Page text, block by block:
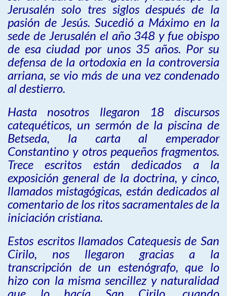
Jerusalén solo tres siglos después de la
pasión de Jesús. Sucedió a Máximo en la
sede de Jerusalén el año 348 y fue obispo
de esa ciudad por unos 35 años. Por su
defensa de la ortodoxia en la controversia
arriana, se vio más de una vez condenado
al destierro.
Hasta nosotros llegaron 18 discursos
catequéticos, un sermón de la piscina de
Betseda, la carta al emperador
Constantino y otros pequeños fragmentos.
Trece escritos están dedicados a la
exposición general de la doctrina, y cinco,
llamados mistagógicas, están dedicados al
comentario de los ritos sacramentales de la
iniciación cristiana.
Estos escritos llamados Catequesis de San
Cirilo, nos llegaron gracias a la
transcripción de un estenógrafo, que lo
hizo con la misma sencillez y naturalidad